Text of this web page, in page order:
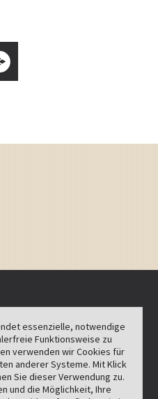
essenzielle, notwendige
Funktionsweise zu
verwenden wir Cookies für
anderer Systeme. Mit Klick
Sie dieser Verwendung zu.
und die Möglichkeit, Ihre